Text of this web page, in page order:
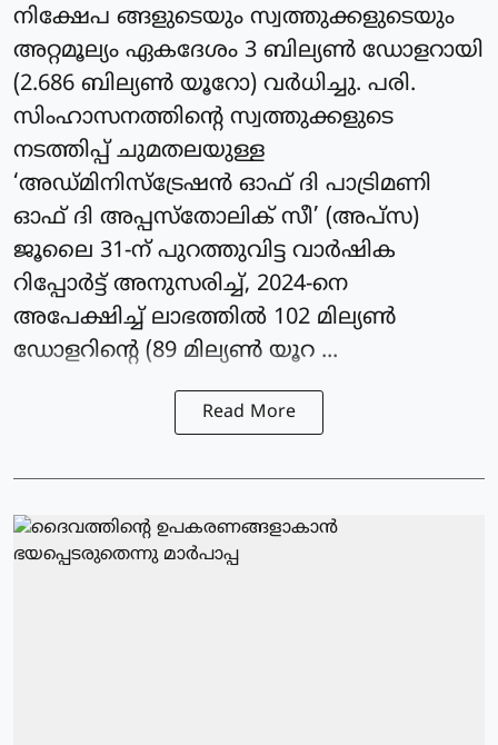
നിക്ഷേപ ങ്ങളുടെയും സ്വത്തുക്കളുടെയും
അറ്റമൂല്യം ഏകദേശം 3 ബില്യണ്‍ ഡോളറായി
(2.686 ബില്യണ്‍ യൂറോ) വർധിച്ചു. പരി.
സിംഹാസനത്തിന്റെ സ്വത്തുക്കളുടെ
നടത്തിപ്പ് ചുമതലയുള്ള
‘അഡ്മിനിസ്‌ട്രേഷന്‍ ഓഫ് ദി പാട്രിമണി
ഓഫ് ദി അപ്പസ്‌തോലിക് സീ’ (അപ്‌സ)
ജൂലൈ 31-ന് പുറത്തുവിട്ട വാര്‍ഷിക
റിപ്പോര്‍ട്ട് അനുസരിച്ച്, 2024-നെ
അപേക്ഷിച്ച് ലാഭത്തില്‍ 102 മില്യണ്‍
ഡോളറിന്റെ (89 മില്യണ്‍ യൂറ ...
Read More